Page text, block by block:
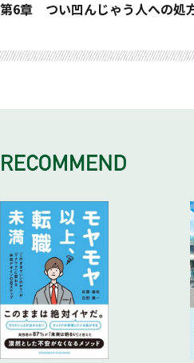
５）「これからどうしたいか」に
７）他人の目が気にならなくな
１１）「朝にバナナ」の習慣が滅
１３）眠くなったら「プチ瞑想
１４）疲れたら「手の爪の生え
１７）寝る前１時間は「パソコン
１８）寝る前に温かい飲み物を
１９）夜中に目がさえたら「起
２１）眠れないときは足の親指
２４）結局、「自分がいちばん大
２６）「無理だ」「できない」
２７）凹みがぐっと減るワザ①
２９）凹みがぐっと減るワザ③
る
第6章 つい凹んじゃう人への処
３２）子育てでは「完璧なママ
３３）サラリーマンのためのス